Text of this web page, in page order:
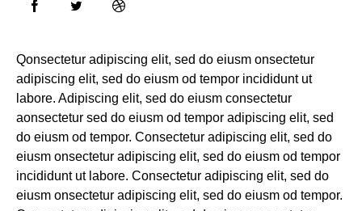
Qonsectetur adipiscing elit, sed do eiusm onsectetur
adipiscing elit, sed do eiusm od tempor incididunt ut
labore. Adipiscing elit, sed do eiusm consectetur
aonsectetur sed do eiusm od tempor adipiscing elit, sed
do eiusm od tempor. Consectetur adipiscing elit, sed do
eiusm onsectetur adipiscing elit, sed do eiusm od tempor
incididunt ut labore. Consectetur adipiscing elit, sed do
eiusm onsectetur adipiscing elit, sed do eiusm od tempor.